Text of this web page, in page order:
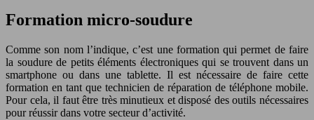
Formation micro-soudure
Comme son nom l’indique, c’est une formation qui permet de faire
la soudure de petits éléments électroniques qui se trouvent dans un
smartphone ou dans une tablette. Il est nécessaire de faire cette
formation en tant que technicien de réparation de téléphone mobile.
Pour cela, il faut être très minutieux et disposé des outils nécessaires
pour réussir dans votre secteur d’activité.